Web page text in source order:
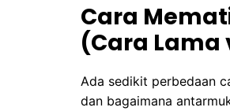
Cara
(Cara Lama
Ada sedikit perbedaan
dan bagaimana